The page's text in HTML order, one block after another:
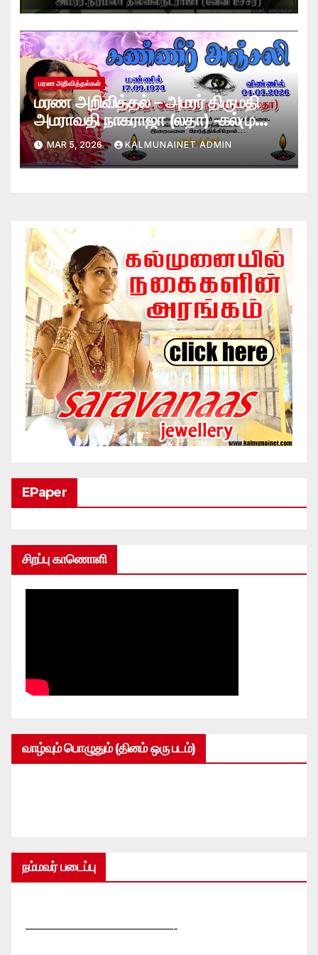
மரண அறிவித்தல்கள்
மரண அறிவித்தல் – அமரர் திருமதி
அமராவதி நாகராஜா (லதா) -கல்முனை
– அமெரிக்கா
MAR 5, 2026 KALMUNAINET ADMIN
EPaper
சிறப்பு காணொளி
வாழ்வும் பொழுதும் (தினம் ஒரு படம்)
நம்மவர் படைப்பு
—————————————-